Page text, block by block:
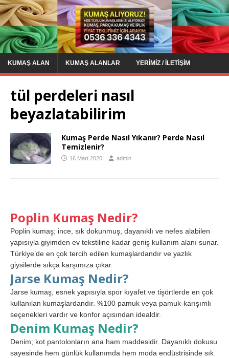
KUMAŞ ALAN KUMAŞ ALANLAR YERIMIZ / İLETIŞIM
tül perdeleri nasıl
beyazlatabilirim
Kumaş Perde Nasıl Yıkanır? Perde Nasıl
Temizlenir?
16 Mart 2020 admin
Poplin Kumaş Nedir?
Poplin kumaş; ince, sık dokunmuş, dayanıklı ve nefes alabilen
yapısıyla giyimden ev tekstiline kadar geniş kullanım alanı sunar.
Türkiye’de en çok tercih edilen kumaşlardandır ve yazlık
giysilerde sıkça karşımıza çıkar.
Jarse Kumaş Nedir?
Jarse kumaş, esnek yapısıyla spor kıyafet ve tişörtlerde en çok
kullanılan kumaşlardandır. %100 pamuk veya pamuk-karışımlı
seçenekleri vardır ve konfor açısından idealdir.
Denim Kumaş Nedir?
Denim; kot pantolonların ana ham maddesidir. Dayanıklı dokusu
sayesinde hem günlük kullanımda hem moda endüstrisinde sık